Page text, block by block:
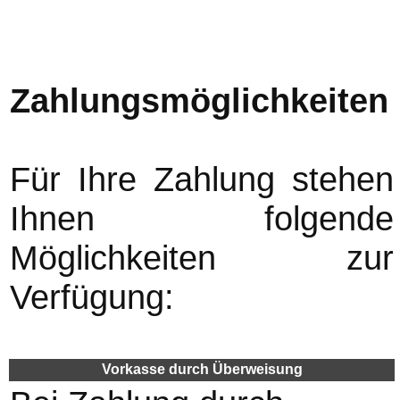
Zahlungsmöglichkeiten
Für Ihre Zahlung stehen
Ihnen folgende
Möglichkeiten zur
Verfügung:
Vorkasse durch Überweisung